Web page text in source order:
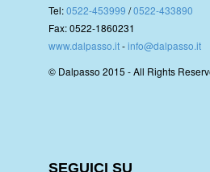
Tel:0522-453999 /0522-433890
Fax: 0522-1860231
www.dalpasso.it-info@dalpasso.it
© Dalpasso 2015 - All Rights
SEGUICI SU